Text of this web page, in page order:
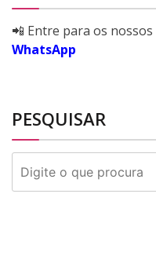
📲 Entre para os nossos
WhatsApp
PESQUISAR
PESQUISAR